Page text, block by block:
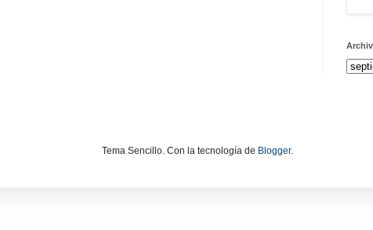
Tema Sencillo. Con la tecnología de Blogger.